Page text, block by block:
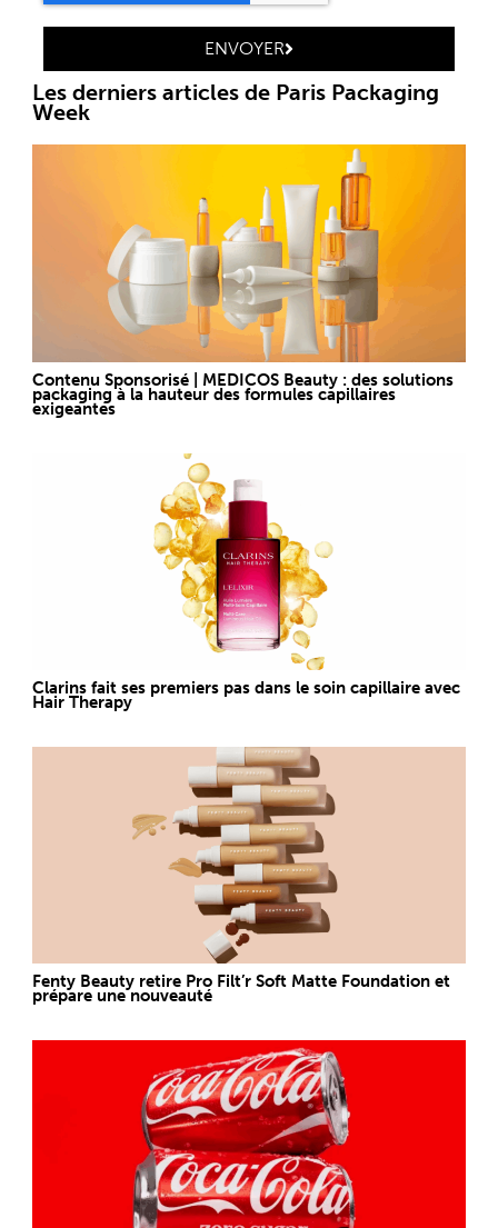
ENVOYER
Les derniers articles de Paris Packaging
Week
Contenu Sponsorisé | MEDICOS Beauty : des solutions
packaging à la hauteur des formules capillaires
exigeantes
Clarins fait ses premiers pas dans le soin capillaire avec
Hair Therapy
Fenty Beauty retire Pro Filt’r Soft Matte Foundation et
prépare une nouveauté